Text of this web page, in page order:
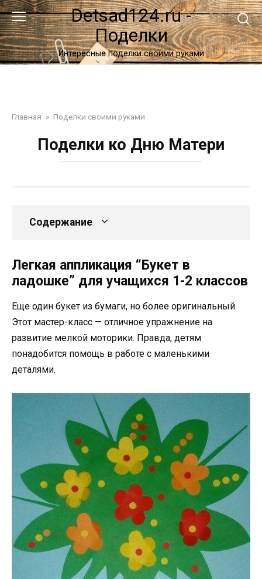
Перейти
к
контенту
Detsad124.ru -
Поделки
Интересные поделки своими руками
Главная » Поделки своими руками
Поделки ко Дню Матери
Содержание
Легкая аппликация “Букет в
ладошке” для учащихся 1-2 классов
Еще один букет из бумаги, но более оригинальный.
Этот мастер-класс — отличное упражнение на
развитие мелкой моторики. Правда, детям
понадобится помощь в работе с маленькими
деталями.